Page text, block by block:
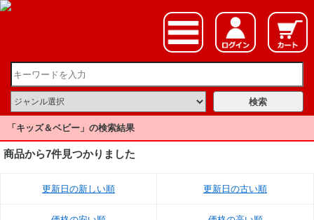
「キッズ＆ベビー」の検索結果
商品から7件見つかりました
更新日の新しい順 更新日の古い順